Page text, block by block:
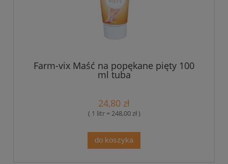
Farm-vix Maść na popękane pięty 100
ml tuba
24,80 zł
( 1 litr = 248,00 zł )
do koszyka